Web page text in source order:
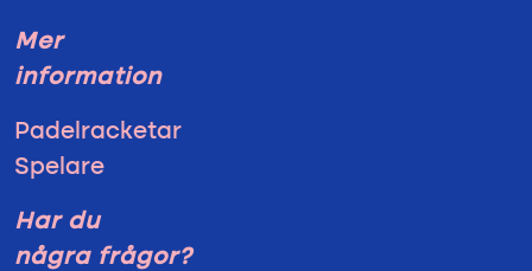
Mer
information
Padelracketar
Spelare
Har du
några frågor?